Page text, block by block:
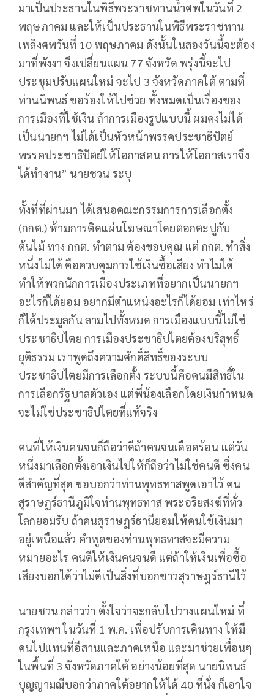
มาเป็นประธานในพิธีพระราชทานน้ำศพในวันที่ 2
พฤษภาคม และให้เป็นประธานในพิธีพระราชทาน
เพลิงศพวันที่ 10 พฤษภาคม ดังนั้นในสองวันนี้จะต้อง
มาที่พังงา จึงเปลี่ยนแผน 77 จังหวัด พรุ่งนี้จะไป
ประชุมปรับแผนใหม่ จะไป 3 จังหวัดภาคใต้ ตามที่
ท่านนิพนธ์ ขอร้องให้ไปช่วย ทั้งหมดเป็นเรื่องของ
การเมืองที่ใช้เงิน ถ้าการเมืองรูปแบบนี้ ผมคงไม่ได้
เป็นนายกฯ ไม่ได้เป็นหัวหน้าพรรคประชาธิปัตย์
พรรคประชาธิปัตย์ให้โอกาสคน การให้โอกาสเราจึง
ได้ทำงาน” นายชวน ระบุ
ทั้งที่ที่ผ่านมา ได้เสนอคณะกรรมการการเลือกตั้ง
(กกต.) ห้ามการติดแผ่นโฆษณาโดยตอกตะปูกับ
ต้นไม้ ทาง กกต. ทำตาม ต้องขอบคุณ แต่ กกต. ทำสิ่ง
หนึ่งไม่ได้ คือควบคุมการใช้เงินซื้อเสียง ทำไม่ได้
ทำให้พวกนักการเมืองประเภทที่อยากเป็นนายกฯ
อะไรก็ได้ยอม อยากมีตำแหน่งอะไรก็ได้ยอม เท่าไหร่
ก็ได้ประมูลกัน ลามไปทั้งหมด การเมืองแบบนี้ไม่ใช่
ประชาธิปไตย การเมืองประชาธิปไตยต้องบริสุทธิ์
ยุติธรรม เราพูดถึงความศักดิ์สิทธิ์ของระบบ
ประชาธิปไตยมีการเลือกตั้ง ระบบนี้คือคนมีสิทธิ์ใน
การเลือกรัฐบาลตัวเอง แต่พี่น้องเลือกโดยเงินกำหนด
จะไม่ใช่ประชาธิปไตยที่แท้จริง
คนที่ให้เงินคนจนก็ถือว่าดีถ้าคนจนเดือดร้อน แต่วัน
หนึ่งมาเลือกตั้งเอาเงินไปให้ก็ถือว่าไม่ใช่คนดี ซึ่งคน
ดีสำคัญที่สุด ขอบอกว่าท่านพุทธทาสพูดเอาไว้ คน
สุราษฎร์ธานีภูมิใจท่านพุทธทาส พระอริยสงฆ์ที่ทั่ว
โลกยอมรับ ถ้าคนสุราษฎร์ธานียอมให้คนใช้เงินมา
อยู่เหนือแล้ว คำพูดของท่านพุทธทาสจะมีความ
หมายอะไร คนดีให้เงินคนจนดี แต่ถ้าให้เงินเพื่อซื้อ
เสียงบอกได้ว่าไม่ดีเป็นสิ่งที่บอกชาวสุราษฎร์ธานีไว้
นายชวน กล่าวว่า ตั้งใจว่าจะกลับไปวางแผนใหม่ ที่
กรุงเทพฯ ในวันที่ 1 พ.ค. เพื่อปรับการเดินทาง ให้มี
คนไปแทนที่อีสานและภาคเหนือ และมาช่วยเพื่อนๆ
ในพื้นที่ 3 จังหวัดภาคใต้ อย่างน้อยที่สุด นายนิพนธ์
บุญญามณีบอกว่าภาคใต้อยากให้ได้ 40 ที่นั่ง ก็เอาใจ